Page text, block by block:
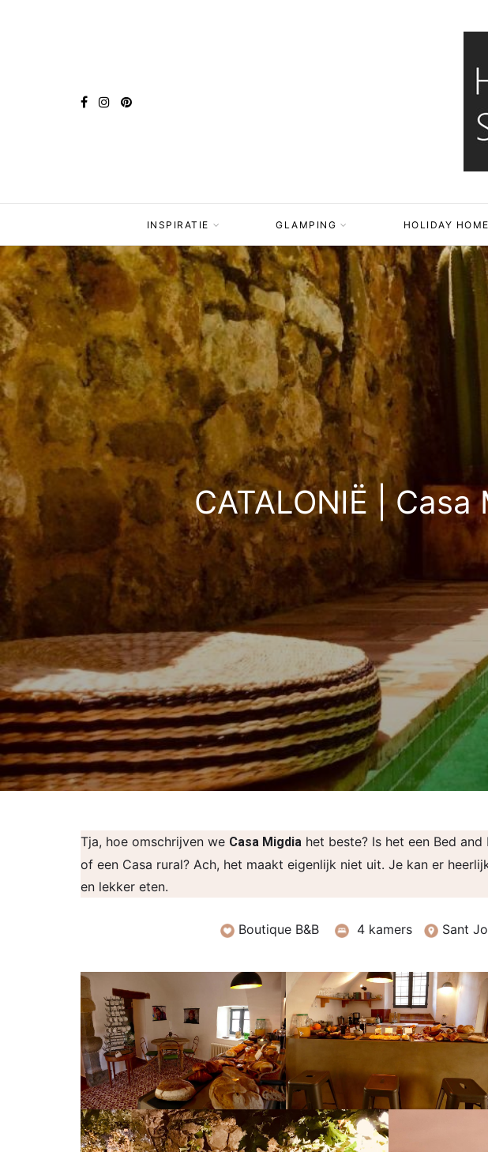
INSPIRATIE GLAMPING HOLIDAY
CATALONIË |
Tja, hoe omschrijven we Casa Migdia het beste? Is het een Bed
of een Casa rural? Ach, het maakt eigenlijk niet uit. Je kan er
en lekker eten.
Boutique B&B 4 kamers Sant